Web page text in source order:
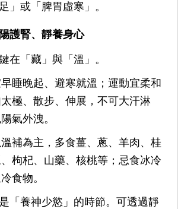
」或「脾胃虛寒」。
護腎、靜養身心
在「藏」與「溫」。
睡晚起、避寒就溫；運動宜柔和
極、散步、伸展，不可大汗淋
氣外洩。
補為主，多食薑、蔥、羊肉、桂
枸杞、山藥、核桃等；忌食冰冷
食物。
「養神少慾」的時節。可透過靜